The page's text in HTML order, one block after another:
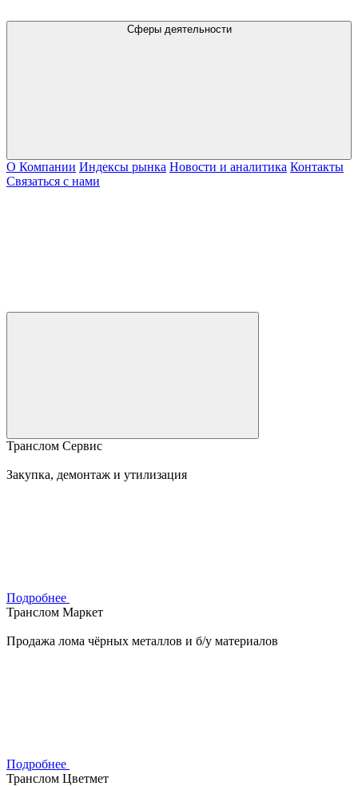
Сферы деятельности
О Компании Индексы рынка Новости и аналитика Контакты
Связаться с нами
Транслом Сервис
Закупка, демонтаж и утилизация
Подробнее
Транслом Маркет
Продажа лома чёрных металлов и б/у материалов
Подробнее
Транслом Цветмет